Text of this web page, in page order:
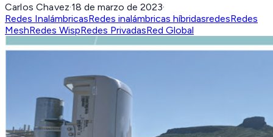
Carlos Chavez·18 de marzo de 2023·
Redes InalámbricasRedes inalámbricas híbridasredesRedes
MeshRedes WispRedes PrivadasRed Global